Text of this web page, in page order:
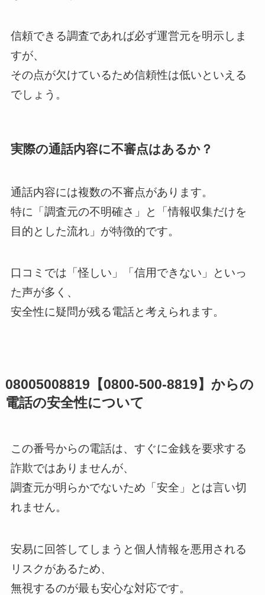
信頼できる調査であれば必ず運営元を明示しま
すが、
その点が欠けているため信頼性は低いといえる
でしょう。
実際の通話内容に不審点はあるか？
通話内容には複数の不審点があります。
特に「調査元の不明確さ」と「情報収集だけを
目的とした流れ」が特徴的です。
口コミでは「怪しい」「信用できない」といっ
た声が多く、
安全性に疑問が残る電話と考えられます。
08005008819【0800-500-8819】からの
電話の安全性について
この番号からの電話は、すぐに金銭を要求する
詐欺ではありませんが、
調査元が明らかでないため「安全」とは言い切
れません。
安易に回答してしまうと個人情報を悪用される
リスクがあるため、
無視するのが最も安心な対応です。